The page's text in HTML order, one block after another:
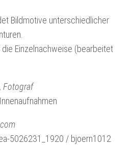
Bildmotive unterschiedlicher
Einzelnachweise (bearbeitet
Fotograf
5026231_1920 / bjoern1012